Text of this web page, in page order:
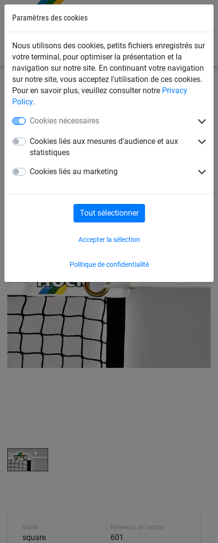
Paramètres des cookies
Nous utilisons des cookies, petits fichiers enregistrés sur
votre terminal, pour optimiser la présentation et la
navigation sur notre site. En continuant votre navigation
sur notre site, vous acceptez l'utilisation de ces cookies.
Pour en savoir plus, veuillez consulter notre Privacy
Policy.
Cookies nécessaires
Cookies liés aux mesures d'audience et aux
statistiques
Cookies liés au marketing
Politique de confidentialité
Accepter la sélection
Tout sélectionner
Filets de sports Badminton
Filets de badminton
compétition
Filet de compétition
maille
square
Référence de l'article
601